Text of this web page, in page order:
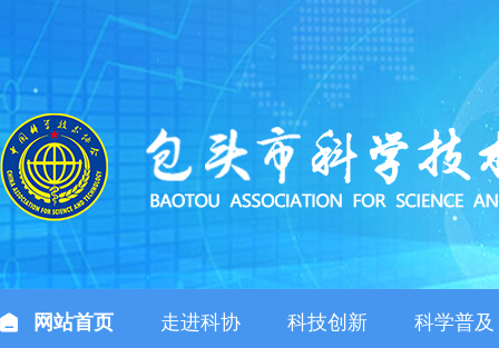
网站首页 走进科协 科技创新 科学普及